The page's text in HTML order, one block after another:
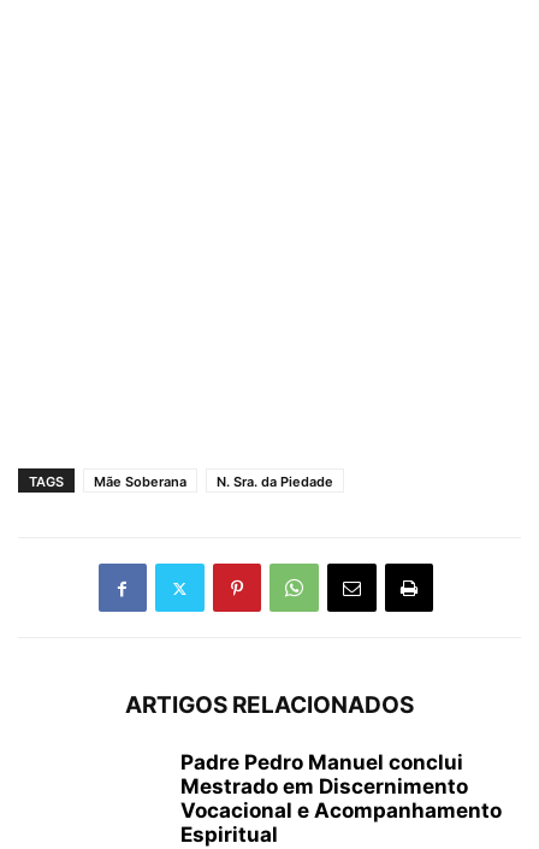
TAGS Mãe Soberana N. Sra. da Piedade
ARTIGOS RELACIONADOS
Padre Pedro Manuel conclui
Mestrado em Discernimento
Vocacional e Acompanhamento
Espiritual